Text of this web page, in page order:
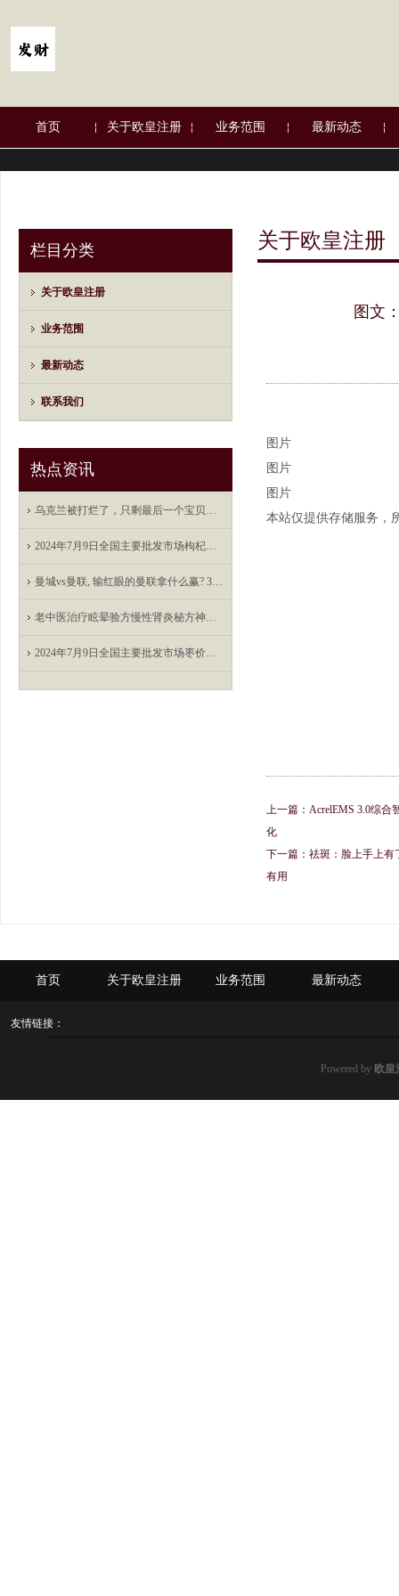
首页 关于欧皇注册 业务范围 最新动态
栏目分类
关于欧皇注册
业务范围
最新动态
联系我们
热点资讯
乌克兰被打烂了，只剩最后一个宝贝：已被印度盯上，要空手套白狼
2024年7月9日全国主要批发市场枸杞子价格行情
曼城vs曼联, 输红眼的曼联拿什么赢? 30场赛事分析
老中医治疗眩晕验方慢性肾炎秘方神经衰弱特效方
2024年7月9日全国主要批发市场枣价格行情
关于欧皇注册
图文
图片
图片
图片
本站仅提供存储服务，
上一篇： AcrelEMS 3.0综合
化
下一篇： 祛斑：脸上手上有
有用
首页 关于欧皇注册 业务范围 最新动态
友情链接：
Powered by 欧皇